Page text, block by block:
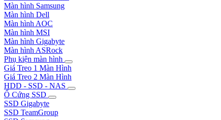
Màn hình Samsung
Màn hình Dell
Màn hình AOC
Màn hình MSI
Màn hình Gigabyte
Màn hình ASRock
Phụ kiện màn hình
Giá Treo 1 Màn Hình
Giá Treo 2 Màn Hình
HDD - SSD - NAS
Ổ Cứng SSD
SSD Gigabyte
SSD TeamGroup